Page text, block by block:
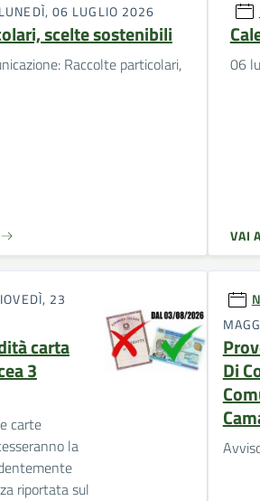
LUNEDÌ, 06 LUGLIO 2026
scelte sostenibili
Raccolte particolari,
06
VAI
23
carta
3
carte
la
riportata sul
Di